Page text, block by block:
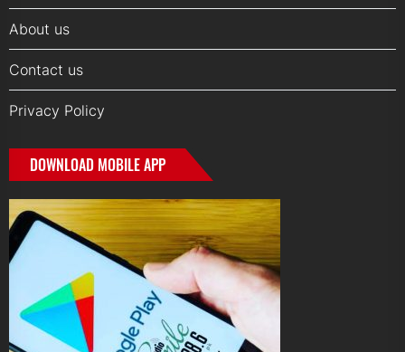
About us
Contact us
Privacy Policy
DOWNLOAD MOBILE APP